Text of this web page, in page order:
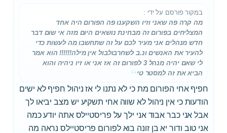
במקור פורסם על ידי :
מה קרה פה שאני וזיו השקענו פה הפורום היה אחד
המצליחים בפורום זה מבחינת נושאים היום מזה אי שום דבר
חדש מנהלים אני מעיר לכם על זה שתחשבו מה לעשות כדי
להעיר את האנשים ונ.ב לשחרבולבול אין מילה!!!!!! הוא אמר
לי שאם יהיה מנהל 3 לפורום זה אז אני או זיו ניהיה והוא
הביא את זה למסטר טי
חפיף אחי הפורום מת כי לא נתנו לי אז ניהול חפיף לא ישים
הודעות כי אין ניהול לא שווה אחי תשקיע יש מצב יביאו לך
אבל אני כבר אבוד אני ילך על פריסטיילס אתה יודע כמה
אני טוב ודור יא בן זונה בוא לפורום פריסטיילס נראה מה